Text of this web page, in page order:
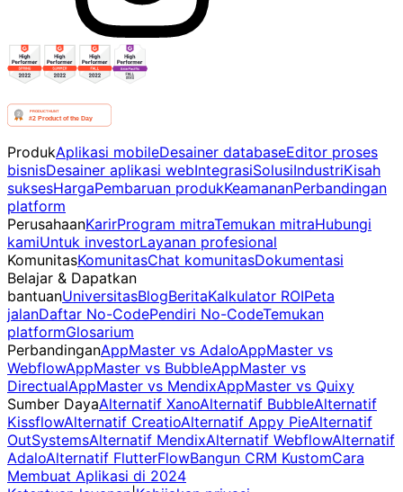
ProdukAplikasi mobileDesainer databaseEditor proses
bisnisDesainer aplikasi webIntegrasiSolusiIndustriKisah
suksesHargaPembaruan produkKeamananPerbandingan
platform
PerusahaanKarirProgram mitraTemukan mitraHubungi
kamiUntuk investorLayanan profesional
KomunitasKomunitasChat komunitasDokumentasi
Belajar & Dapatkan
bantuanUniversitasBlogBeritaKalkulator ROIPeta
jalanDaftar No-CodePendiri No-CodeTemukan
platformGlosarium
PerbandinganAppMaster vs AdaloAppMaster vs
WebflowAppMaster vs BubbleAppMaster vs
DirectualAppMaster vs MendixAppMaster vs Quixy
Sumber DayaAlternatif XanoAlternatif BubbleAlternatif
KissflowAlternatif CreatioAlternatif Appy PieAlternatif
OutSystemsAlternatif MendixAlternatif WebflowAlternatif
AdaloAlternatif FlutterFlowBangun CRM KustomCara
Membuat Aplikasi di 2024